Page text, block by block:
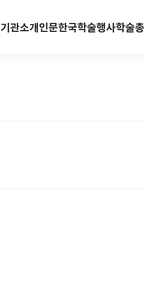
기관소개인문한국학술행사학술